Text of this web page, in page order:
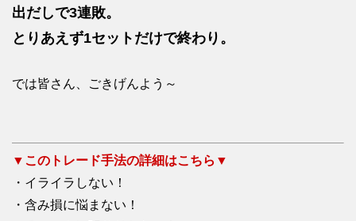
出だしで3連敗。
とりあえず1セットだけで終わり。
では皆さん、ごきげんよう～
▼このトレード手法の詳細はこちら▼
・イライラしない！
・含み損に悩まない！